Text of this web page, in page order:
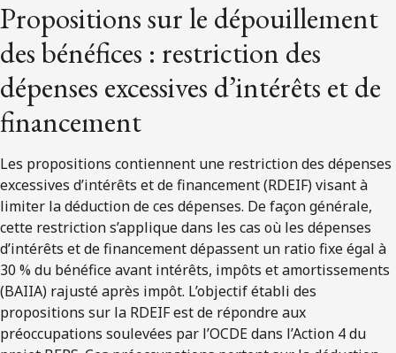
Propositions sur le dépouillement
des bénéfices : restriction des
dépenses excessives d’intérêts et de
financement
Les propositions contiennent une restriction des dépenses
excessives d’intérêts et de financement (RDEIF) visant à
limiter la déduction de ces dépenses. De façon générale,
cette restriction s’applique dans les cas où les dépenses
d’intérêts et de financement dépassent un ratio fixe égal à
30 % du bénéfice avant intérêts, impôts et amortissements
(BAIIA) rajusté après impôt. L’objectif établi des
propositions sur la RDEIF est de répondre aux
préoccupations soulevées par l’OCDE dans l’Action 4 du